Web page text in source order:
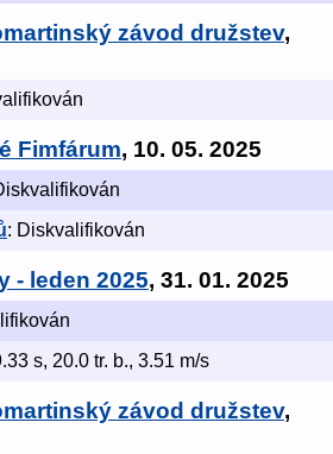
závod družstev,
Fimfárum, 10. 05. 2025
: Diskvalifikován
- leden 2025, 31. 01. 2025
s, 20.0 tr. b., 3.51 m/s
závod družstev,